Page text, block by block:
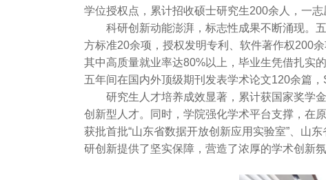
学位授权点，累计招收硕士研究生200余人，一
科研创新动能澎湃，标志性成果不断涌现。
方标准20余项，授权发明专利、软件著作权200
其中高质量就业率达80%以上，毕业生凭借扎实
五年间在国内外顶级期刊发表学术论文120余篇
研究生人才培养成效显著，累计获国家奖学
创新型人才。同时，学院强化学术平台支撑，在
获批首批“山东省数据开放创新应用实验室”、山
研创新提供了坚实保障，营造了浓厚的学术创新氛